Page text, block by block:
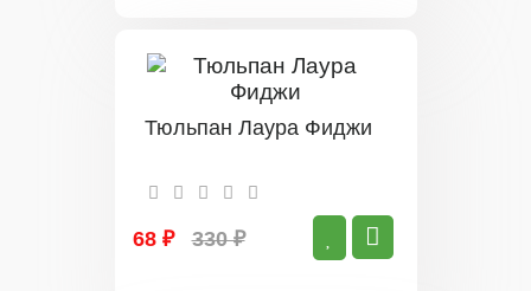
Тюльпан Лаура Фиджи
68 ₽ 330 ₽